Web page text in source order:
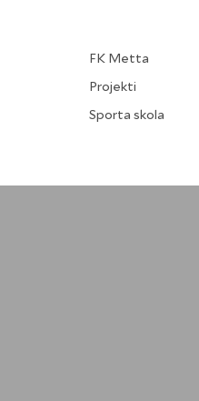
FK Metta
Projekti
Sporta skola